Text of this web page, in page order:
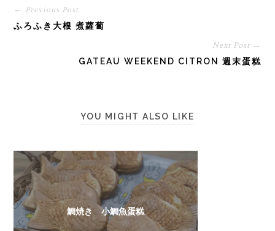
← Previous Post
ふろふき大根 煮蘿蔔
Next Post →
GATEAU WEEKEND CITRON 週末蛋糕
YOU MIGHT ALSO LIKE
鯛焼き 小鯛魚蛋糕